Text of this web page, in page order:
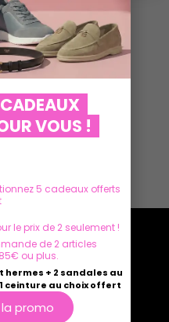
nous
VOUS !
5 cadeaux offerts
le prix de 2 seulement !
de 2 articles
ou plus.
hermes + 2 sandales au
ceinture au choix offert
promo